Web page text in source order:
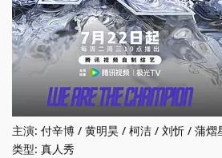
主演: 付辛博 / 黄明昊 / 柯洁 / 刘忻 / 蒲熠
类型: 真人秀